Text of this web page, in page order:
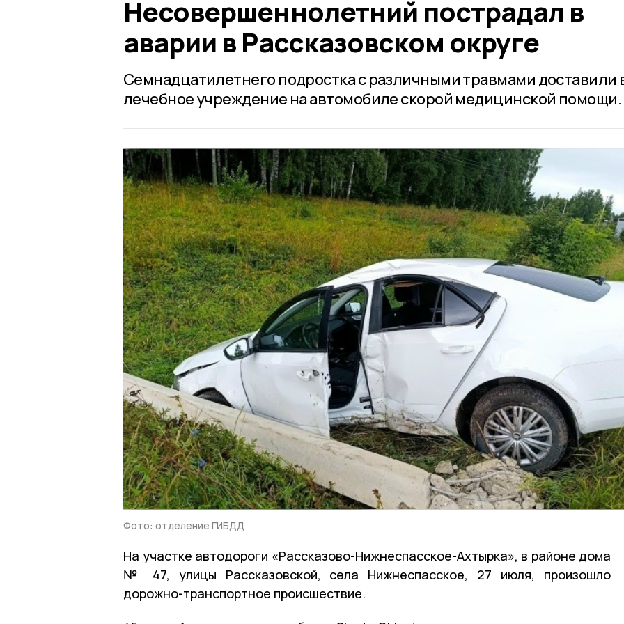
Несовершеннолетний пострадал в
аварии в Рассказовском округе
Семнадцатилетнего подростка с различными травмами доставили
лечебное учреждение на автомобиле скорой медицинской помощи.
Фото: отделение ГИБДД
На участке автодороги «Рассказово-Нижнеспасское-Ахтырка», в районе дома
№ 47, улицы Рассказовской, села Нижнеспасское, 27 июля, произошло
дорожно-транспортное происшествие.